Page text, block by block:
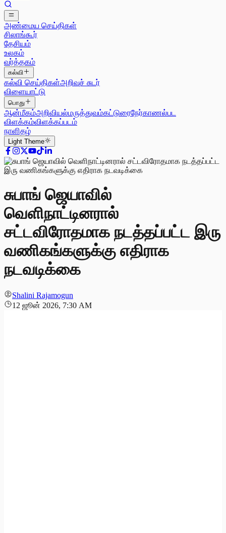
அண்மைய செய்திகள்
சிலாங்கூர்
தேசியம்
உலகம்
வர்த்தகம்
கல்வி
கல்வி செய்திகள்அறிவுச் சுடர்
விளையாட்டு
பொது
ஆன்மீகம்அறிவியல்மருத்துவம்கட்டுரைநேர்காணல்பட
விளக்கம்விளக்கப்படம்
நாளிதழ்
Light Theme
சுபாங் ஜெயாவில்
வெளிநாட்டினரால்
சட்டவிரோதமாக நடத்தப்பட்ட இரு
வணிகங்களுக்கு எதிராக
நடவடிக்கை
Shalini Rajamogun
12 ஜூன் 2026, 7:30 AM